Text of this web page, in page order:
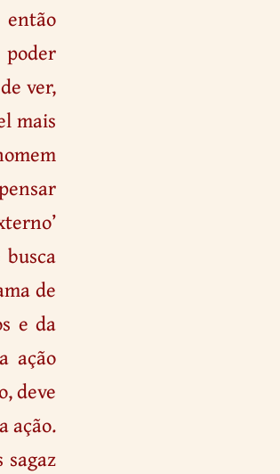
ver,
mais
de
e da
ação
deve
ação.